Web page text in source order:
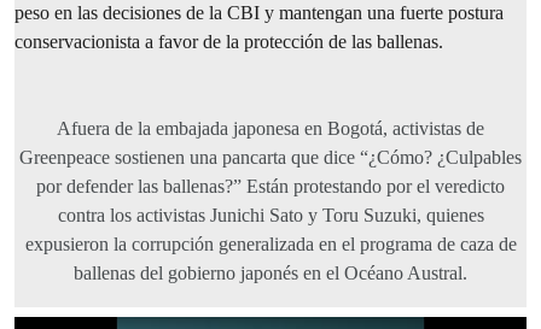
peso en las decisiones de la CBI y mantengan una fuerte postura
conservacionista a favor de la protección de las ballenas.
Afuera de la embajada japonesa en Bogotá, activistas de
Greenpeace sostienen una pancarta que dice “¿Cómo? ¿Culpables
por defender las ballenas?” Están protestando por el veredicto
contra los activistas Junichi Sato y Toru Suzuki, quienes
expusieron la corrupción generalizada en el programa de caza de
ballenas del gobierno japonés en el Océano Austral.